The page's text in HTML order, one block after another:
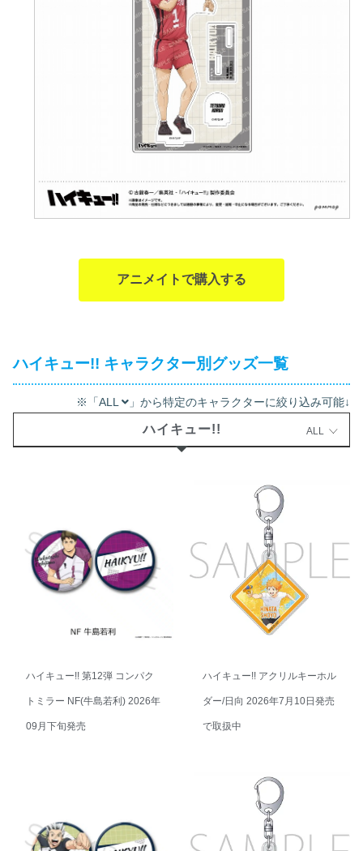
アニメイトで購入する
ハイキュー!! キャラクター別グッズ一覧
※「ALL 」から特定のキャラクターに絞り込み可能↓
ハイキュー!! ALL
ハイキュー!! 第12弾 コンパク
トミラー NF(牛島若利) 2026年
09月下旬発売
ハイキュー!! アクリルキーホル
ダー/日向 2026年7月10日発売
で取扱中